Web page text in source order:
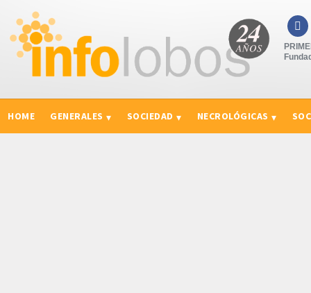

HOME GENERALES SOCIEDAD NECROLÓGICAS